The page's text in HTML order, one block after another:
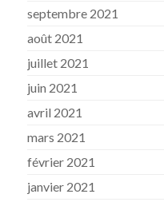
septembre 2021
août 2021
juillet 2021
juin 2021
avril 2021
mars 2021
février 2021
janvier 2021